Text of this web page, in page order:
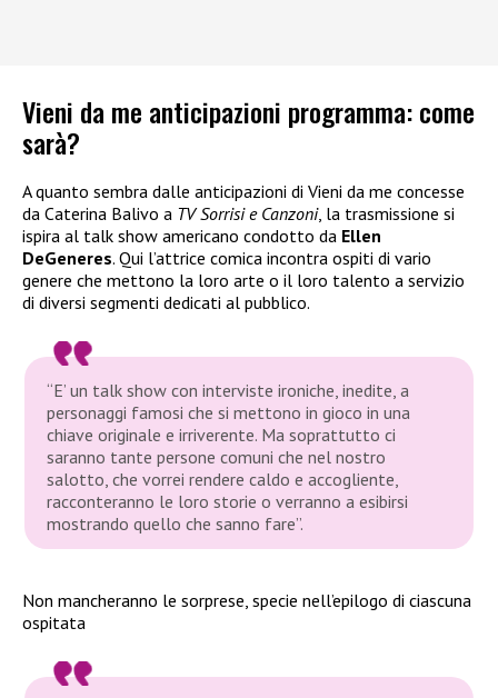
Vieni da me anticipazioni programma: come
sarà?
A quanto sembra dalle anticipazioni di Vieni da me concesse
da Caterina Balivo a TV Sorrisi e Canzoni, la trasmissione si
ispira al talk show americano condotto da Ellen
DeGeneres. Qui l’attrice comica incontra ospiti di vario
genere che mettono la loro arte o il loro talento a servizio
di diversi segmenti dedicati al pubblico.
“E’ un talk show con interviste ironiche, inedite, a
personaggi famosi che si mettono in gioco in una
chiave originale e irriverente. Ma soprattutto ci
saranno tante persone comuni che nel nostro
salotto, che vorrei rendere caldo e accogliente,
racconteranno le loro storie o verranno a esibirsi
mostrando quello che sanno fare”.
Non mancheranno le sorprese, specie nell’epilogo di ciascuna
ospitata